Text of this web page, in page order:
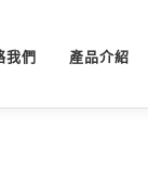
我們 產品介紹